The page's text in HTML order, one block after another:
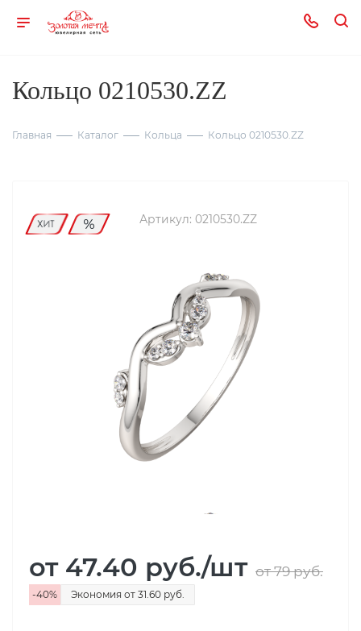
Кольцо 0210530.ZZ
Главная Каталог Кольца Кольцо 0210530.ZZ
Артикул: 0210530.ZZ
от 47.40 руб./шт от 79руб.
-40% Экономия от 31.60 руб.